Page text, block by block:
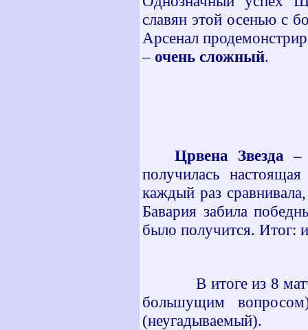
славян этой осенью с
Арсенал
– очень сложный.
Црвена Звезда
получилась
каждый раз
Бавария забила
было получится. Итог:
В итоге из 8 матчей
большущим
(неугадываемый).